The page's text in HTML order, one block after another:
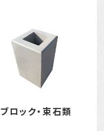
ブロック・束石類